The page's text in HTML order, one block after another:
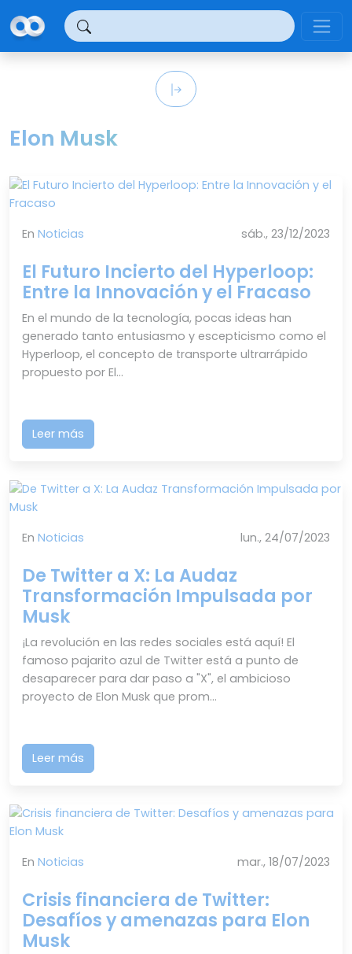
Elon Musk
En Noticias sáb., 23/12/2023
El Futuro Incierto del Hyperloop:
Entre la Innovación y el Fracaso
En el mundo de la tecnología, pocas ideas han
generado tanto entusiasmo y escepticismo como el
Hyperloop, el concepto de transporte ultrarrápido
propuesto por El...
Leer más
En Noticias lun., 24/07/2023
De Twitter a X: La Audaz
Transformación Impulsada por
Musk
¡La revolución en las redes sociales está aquí! El
famoso pajarito azul de Twitter está a punto de
desaparecer para dar paso a "X", el ambicioso
proyecto de Elon Musk que prom...
Leer más
En Noticias mar., 18/07/2023
Crisis financiera de Twitter:
Desafíos y amenazas para Elon
Musk
Panel de gestión de cookies